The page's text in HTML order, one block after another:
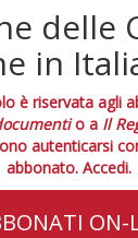
delle
in
è riservata agli
o a Il
autenticarsi
abbonato. Accedi.
ON-